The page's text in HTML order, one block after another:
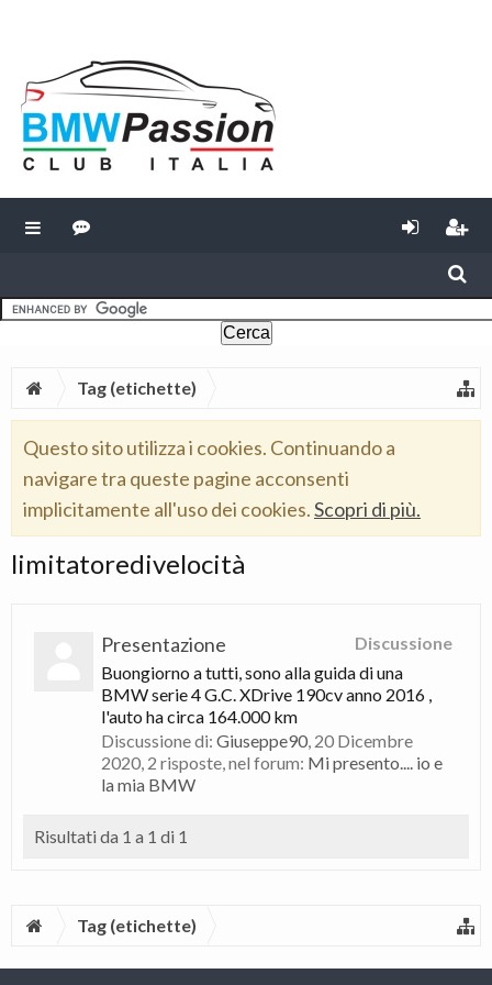
Tag (etichette)
Questo sito utilizza i cookies. Continuando a
navigare tra queste pagine acconsenti
implicitamente all'uso dei cookies.Scopri di più.
limitatoredivelocità
Discussione
Presentazione
Buongiorno a tutti, sono alla guida di una
BMW serie 4 G.C. XDrive 190cv anno 2016 ,
l'auto ha circa 164.000 km
Discussione di: Giuseppe90, 20 Dicembre
2020, 2 risposte, nel forum: Mi presento.... io e
la mia BMW
Risultati da 1 a 1 di 1
Tag (etichette)